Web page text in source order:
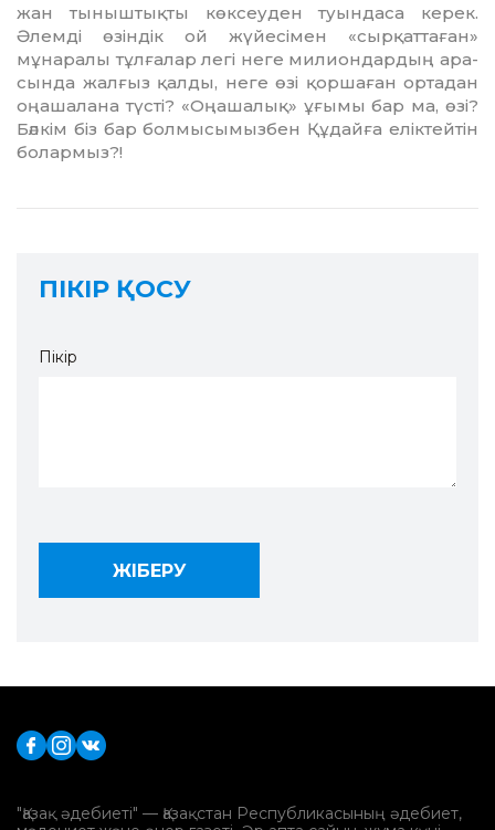
жан тыныштықты көксеуден туын­да­са керек.
Әлемді өзіндік ой жүйе­сімен «сырқаттаған»
мұнаралы тұл­ғалар легі неге милиондардың ара­­
сында жалғыз қалды, неге өзі қор­шаған ортадан
оңашалана түсті? «Оңашалық» ұғымы бар ма, өзі?
Бәлкім біз бар болмысымызбен Құ­дайға еліктейтін
болармыз?!
ПІКІР ҚОСУ
Пікір
"Қазақ әдебиеті" — Қазақстан Республикасының әдебиет,